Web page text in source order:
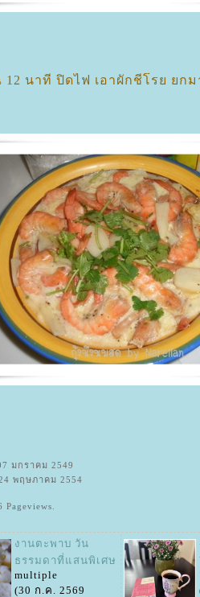
นาที ปิดไฟ เอาผักชีโรย ยกม
มกราคม 2549
พฤษภาคม 2554
งานตะพาบ วัน
ธรรมดาที่แสนพิเศษ
multiple
(30 ก.ค. 2569